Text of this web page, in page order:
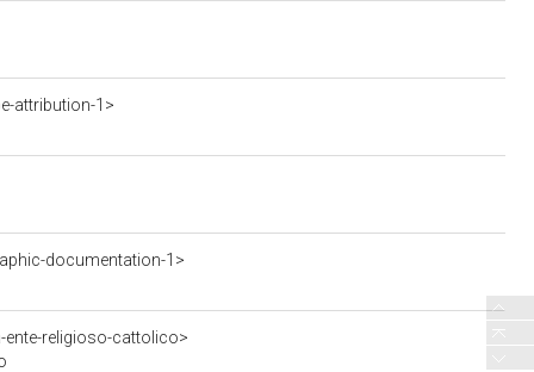
attribution-1>
documentation-1>
religioso-cattolico>